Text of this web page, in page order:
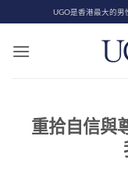
to
content
UGO是香港最大的男
重拾自信與